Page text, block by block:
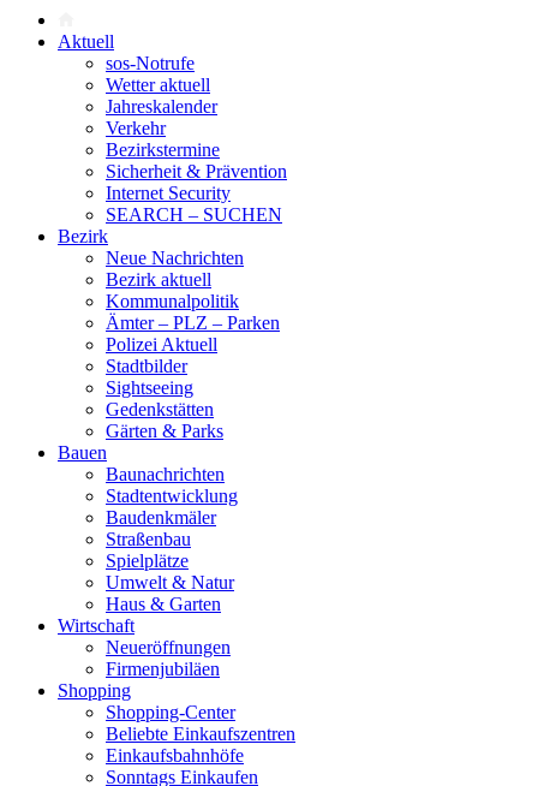
Aktuell
sos-Notrufe
Wetter aktuell
Jahreskalender
Verkehr
Bezirkstermine
Sicherheit & Prävention
Internet Security
SEARCH – SUCHEN
Bezirk
Neue Nachrichten
Bezirk aktuell
Kommunalpolitik
Ämter – PLZ – Parken
Polizei Aktuell
Stadtbilder
Sightseeing
Gedenkstätten
Gärten & Parks
Bauen
Baunachrichten
Stadtentwicklung
Baudenkmäler
Straßenbau
Spielplätze
Umwelt & Natur
Haus & Garten
Wirtschaft
Neueröffnungen
Firmenjubiläen
Shopping
Shopping-Center
Beliebte Einkaufszentren
Einkaufsbahnhöfe
Sonntags Einkaufen